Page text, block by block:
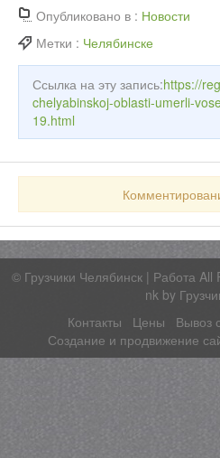
Опубликовано в : Новости
Метки : Челябинске
Ссылка на эту запись:https://
chelyabinskoj-oblasti-umerli-
19.html
© Грузчики Челябинск | РаботаAll
nk by
Контакты
Цены
Вывоз
Создание и продвижение